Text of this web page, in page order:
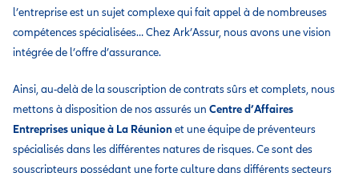
l’entreprise est un sujet complexe qui fait appel à de nombreuses
compétences spécialisées… Chez Ark’Assur, nous avons une vision
intégrée de l’offre d’assurance.
Ainsi, au-delà de la souscription de contrats sûrs et complets, nous
mettons à disposition de nos assurés un Centre d’Affaires
Entreprisesunique à La Réunionet une équipe de préventeurs
spécialisés dans les différentes natures de risques. Ce sont des
souscripteurs possédant une forte culture dans différents secteurs